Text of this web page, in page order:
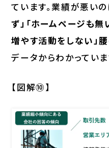
ています。業績が悪い
ず」「ホームページも無
増やす活動をしない」
データからわかっていま
【図解⑩】